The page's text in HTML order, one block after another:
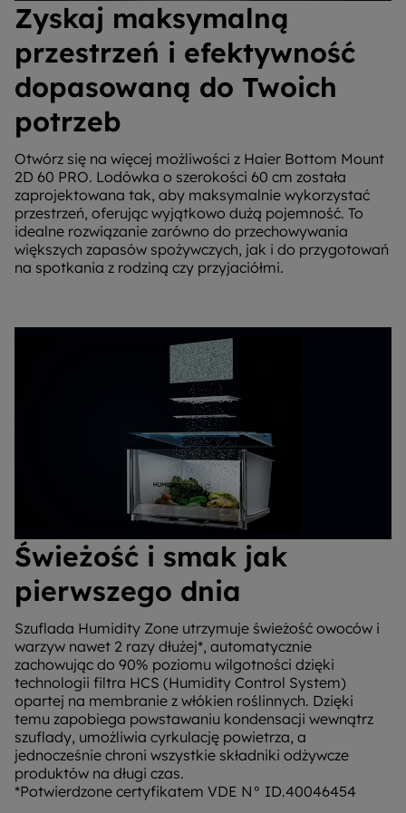
Zyskaj maksymalną
przestrzeń i efektywność
dopasowaną do Twoich
potrzeb
Otwórz się na więcej możliwości z Haier Bottom Mount
2D 60 PRO. Lodówka o szerokości 60 cm została
zaprojektowana tak, aby maksymalnie wykorzystać
przestrzeń, oferując wyjątkowo dużą pojemność. To
idealne rozwiązanie zarówno do przechowywania
większych zapasów spożywczych, jak i do przygotowań
na spotkania z rodziną czy przyjaciółmi.
Świeżość i smak jak
pierwszego dnia
Szuflada Humidity Zone utrzymuje świeżość owoców i
warzyw nawet 2 razy dłużej*, automatycznie
zachowując do 90% poziomu wilgotności dzięki
technologii filtra HCS (Humidity Control System)
opartej na membranie z włókien roślinnych. Dzięki
temu zapobiega powstawaniu kondensacji wewnątrz
szuflady, umożliwia cyrkulację powietrza, a
jednocześnie chroni wszystkie składniki odżywcze
produktów na długi czas.
*Potwierdzone certyfikatem VDE N° ID.40046454